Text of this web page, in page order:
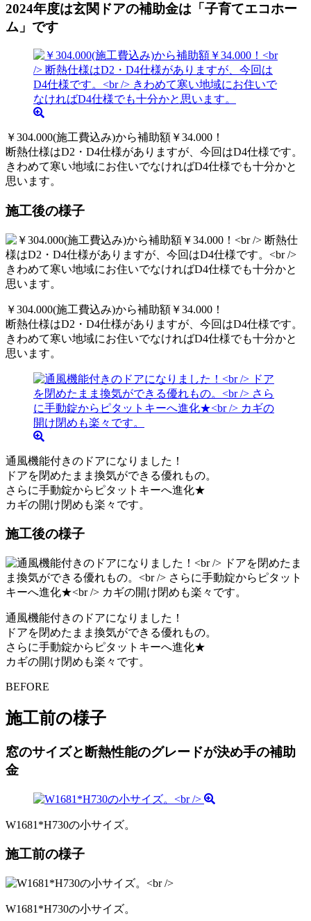
2024年度は玄関ドアの補助金は「子育てエコホー
ム」です
￥304.000(施工費込み)から補助額￥34.000！
断熱仕様はD2・D4仕様がありますが、今回はD4仕様です。
きわめて寒い地域にお住いでなければD4仕様でも十分かと
思います。
施工後の様子
￥304.000(施工費込み)から補助額￥34.000！
断熱仕様はD2・D4仕様がありますが、今回はD4仕様です。
きわめて寒い地域にお住いでなければD4仕様でも十分かと
思います。
通風機能付きのドアになりました！
ドアを閉めたまま換気ができる優れもの。
さらに手動錠からピタットキーへ進化★
カギの開け閉めも楽々です。
施工後の様子
通風機能付きのドアになりました！
ドアを閉めたまま換気ができる優れもの。
さらに手動錠からピタットキーへ進化★
カギの開け閉めも楽々です。
BEFORE
施工前の様子
窓のサイズと断熱性能のグレードが決め手の補助
金
W1681*H730の小サイズ。
施工前の様子
W1681*H730の小サイズ。